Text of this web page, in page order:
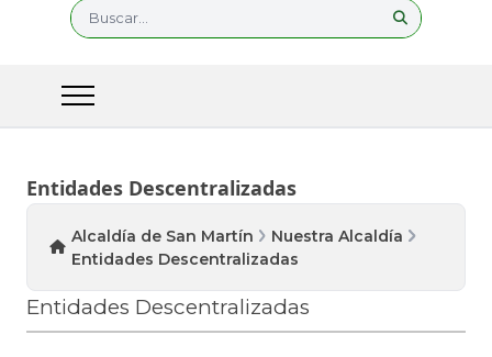
Buscar...
Entidades Descentralizadas
Alcaldía de San Martín
Nuestra Alcaldía
Entidades Descentralizadas
Entidades Descentralizadas